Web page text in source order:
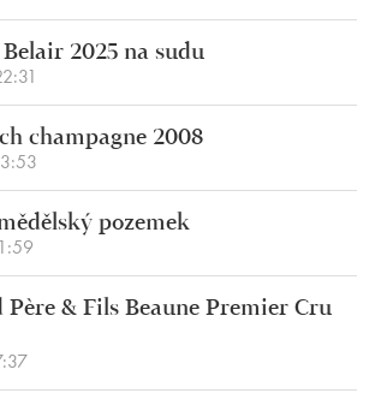
2025 na sudu
champagne 2008
pozemek
Père & Fils Beaune Premier Cru